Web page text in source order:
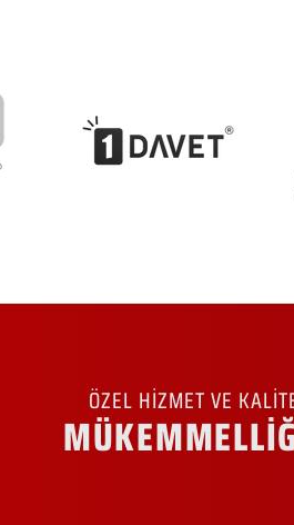
ÖZEL HİZMET VE